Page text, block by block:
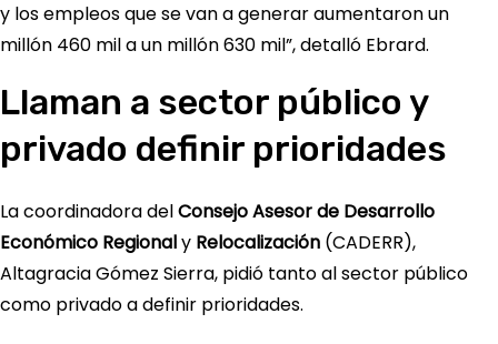
y los empleos que se van a generar aumentaron un
millón 460 mil a un millón 630 mil”, detalló Ebrard.
Llaman a sector público y
privado definir prioridades
La coordinadora delConsejo Asesor de Desarrollo
Económico Regionaly Relocalización (CADERR),
Altagracia Gómez Sierra, pidió tanto al sector público
como privado a definir prioridades.